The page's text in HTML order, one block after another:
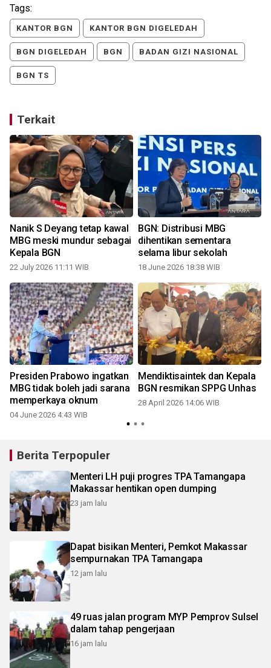
Tags:
KANTOR BGN KANTOR BGN DIGELEDAH
BGN DIGELEDAH BGN BADAN GIZI NASIONAL
BGN TS
Terkait
Nanik S Deyang tetap kawal
MBG meski mundur sebagai
Kepala BGN
22 July 2026 11:11 WIB
BGN: Distribusi MBG
dihentikan sementara
selama libur sekolah
18 June 2026 18:38 WIB
Presiden Prabowo ingatkan
MBG tidak boleh jadi sarana
memperkaya oknum
04 June 2026 4:43 WIB
Mendiktisaintek dan Kepala
BGN resmikan SPPG Unhas
28 April 2026 14:06 WIB
Berita Terpopuler
Menteri LH puji progres TPA Tamangapa
Makassar hentikan open dumping
23 jam lalu
Dapat bisikan Menteri, Pemkot Makassar
sempurnakan TPA Tamangapa
12 jam lalu
49 ruas jalan program MYP Pemprov Sulsel
dalam tahap pengerjaan
16 jam lalu